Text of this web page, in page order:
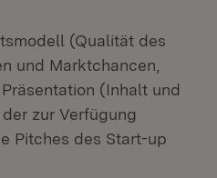
(Qualität des
und Marktchancen,
(Inhalt und
zur Verfügung
Pitches des Start-up